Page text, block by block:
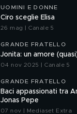
UOMINI E DONNE
Ciro sceglie Elisa
26 mag | Canale 5
GRANDE FRATELLO
Jonita: un amore
04 nov 2025 | Canale 5
GRANDE FRATELLO
Baci appassionati tra
Jonas Pepe
07 nov | Mediaset Extra